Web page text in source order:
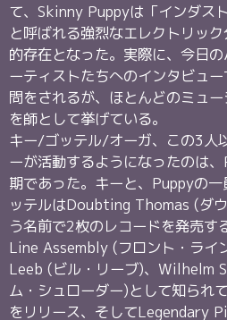
て、Skinny Puppyは「インダス
と呼ばれる強烈なエレクトリッ
的存在となった。実際に、今日
ーティストたちへのインタビュ
問をされるが、ほとんどのミュ
を師として挙げている。
キー/ゴッテル/オーガ、この3人
ーが活動するようになったのは
期であった。キーと、Puppyの
ッテルはDoubting Thomas (ダ
う名前で2枚のレコードを発売
Line Assembly (フロント・ライ
Leeb (ビル・リーブ)、Wilhelm
ム・シュローダー)として知ら
をリリース、そしてLegendary